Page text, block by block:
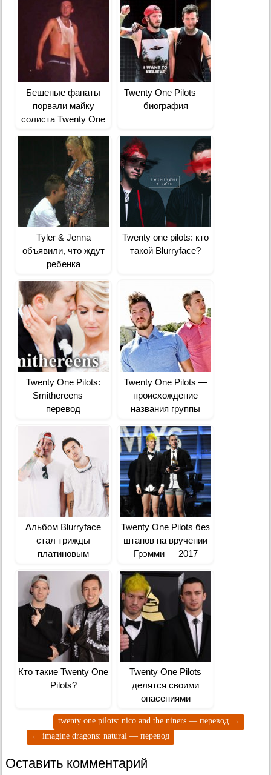
Бешеные фанаты
порвали майку
солиста Twenty One
Twenty One Pilots —
биография
Tyler & Jenna
объявили, что ждут
ребенка
Twenty one pilots: кто
такой Blurryface?
Twenty One Pilots:
Smithereens —
перевод
Twenty One Pilots —
происхождение
названия группы
Альбом Blurryface
стал трижды
платиновым
Twenty One Pilots без
штанов на вручении
Грэмми — 2017
Кто такие Twenty One
Pilots?
Twenty One Pilots
делятся своими
опасениями
twenty one pilots: nico and the niners — перевод →
← imagine dragons: natural — перевод
Оставить комментарий